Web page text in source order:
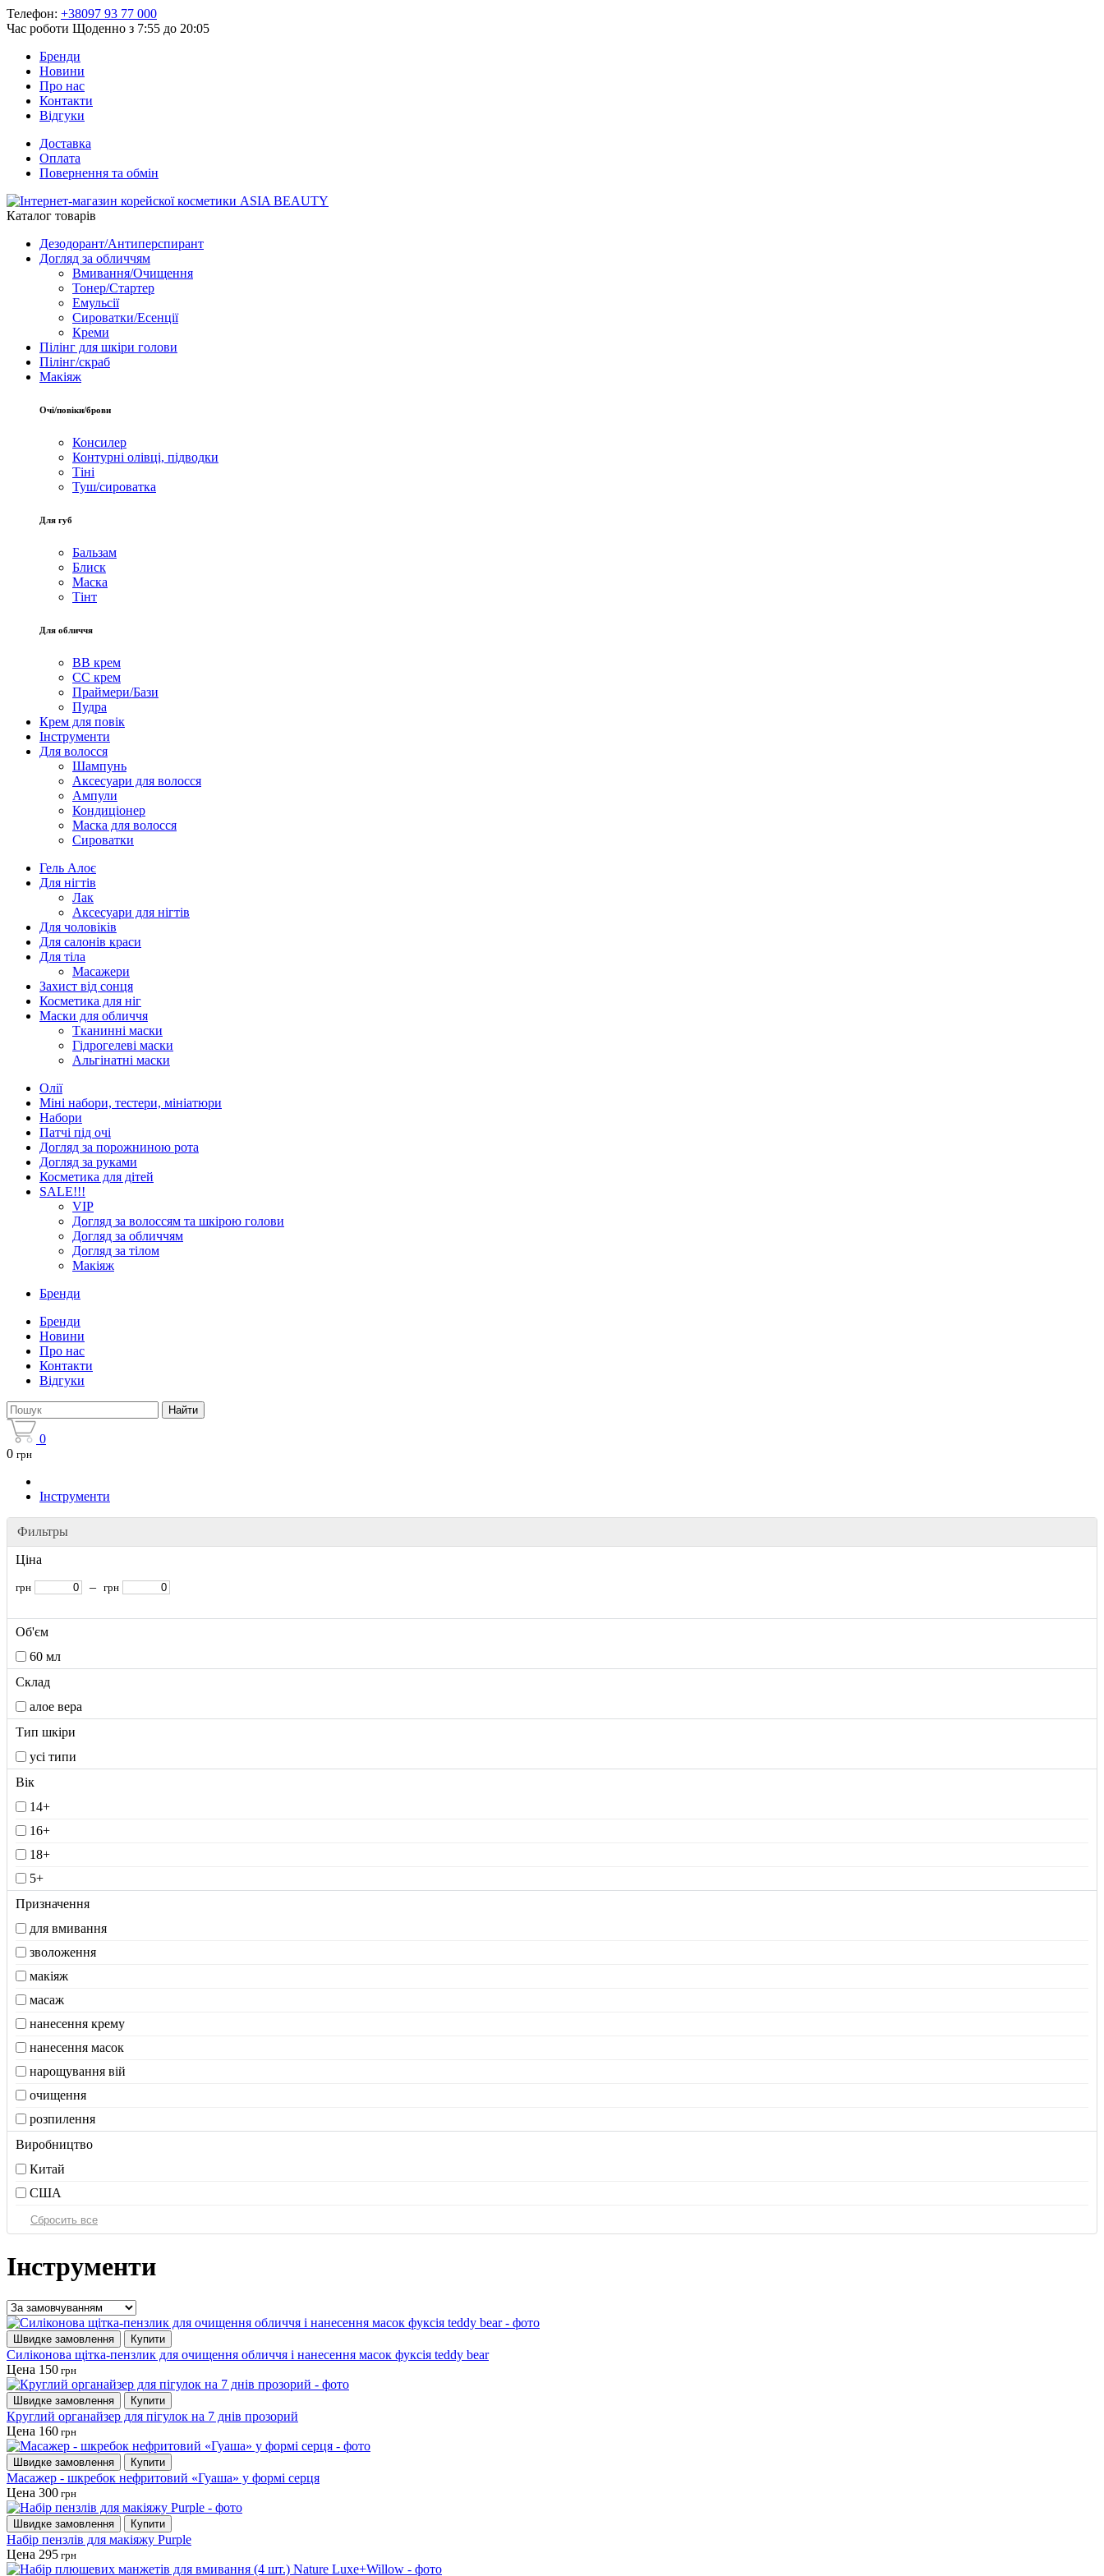
Телефон: +38097 93 77 000
Час роботи Щоденно з 7:55 до 20:05
Бренди
Новини
Про нас
Контакти
Відгуки
Доставка
Оплата
Повернення та обмін
Каталог товарів
Дезодорант/Антиперспирант
Догляд за обличчям
Вмивання/Очищення
Тонер/Стартер
Емульсії
Сироватки/Есенції
Креми
Пілінг для шкіри голови
Пілінг/скраб
Макіяж
Очі/повіки/брови
Консилер
Контурні олівці, підводки
Тіні
Туш/сироватка
Для губ
Бальзам
Блиск
Маска
Тінт
Для обличчя
BB крем
CC крем
Праймери/Бази
Пудра
Крем для повік
Інструменти
Для волосся
Шампунь
Аксесуари для волосся
Ампули
Кондиціонер
Маска для волосся
Сироватки
Гель Алоє
Для нігтів
Лак
Аксесуари для нігтів
Для чоловіків
Для салонів краси
Для тіла
Масажери
Захист від сонця
Косметика для ніг
Маски для обличчя
Тканинні маски
Гідрогелеві маски
Альгінатні маски
Олії
Міні набори, тестери, мініатюри
Набори
Патчі під очі
Догляд за порожниною рота
Догляд за руками
Косметика для дітей
SALE!!!
VIP
Догляд за волоссям та шкірою голови
Догляд за обличчям
Догляд за тілом
Макіяж
Бренди
Бренди
Новини
Про нас
Контакти
Відгуки
Найти
0
0 грн
Інструменти
Фильтры
Ціна
грн – грн
Об'єм
60 мл
Склад
алое вера
Тип шкіри
усі типи
Вік
14+
16+
18+
5+
Призначення
для вмивання
зволоження
макіяж
масаж
нанесення крему
нанесення масок
нарощування вій
очищення
розпилення
Виробництво
Китай
США
Інструменти
Швидке замовлення Купити
Cиліконова щітка-пензлик для очищення обличчя і нанесення масок фуксія teddy bear
Цена 150 грн
Швидке замовлення Купити
Круглий органайзер для пігулок на 7 днів прозорий
Цена 160 грн
Швидке замовлення Купити
Масажер - шкребок нефритовий «Гуаша» у формі серця
Цена 300 грн
Швидке замовлення Купити
Набір пензлів для макіяжу Purple
Цена 295 грн